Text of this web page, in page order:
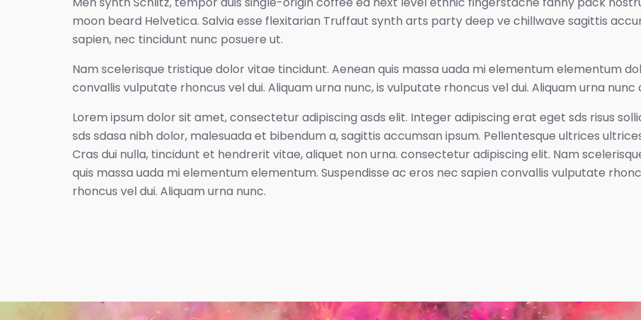
moon beard Helvetica. Salvia esse flexitarian Truffaut synth arts party deep ve chillwave sagittis
sapien, nec tincidunt nunc posuere ut.
Nam scelerisque tristique dolor vitae tincidunt. Aenean quis massa uada mi elementum elementum
convallis vulputate rhoncus vel dui. Aliquam urna nunc, is vulputate rhoncus vel dui. Aliquam urna
Lorem ipsum dolor sit amet, consectetur adipiscing asds elit. Integer adipiscing erat eget sds risus
sds sdasa nibh dolor, malesuada et bibendum a, sagittis accumsan ipsum. Pellentesque ultrices
Cras dui nulla, tincidunt et hendrerit vitae, aliquet non urna. consectetur adipiscing elit. Nam
quis massa uada mi elementum elementum. Suspendisse ac eros nec sapien convallis vulputate
rhoncus vel dui. Aliquam urna nunc.